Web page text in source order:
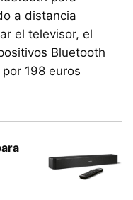
a distancia
el televisor, el
Bluetooth
198 euros